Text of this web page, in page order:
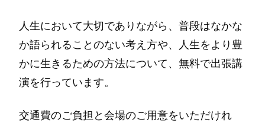
人生において大切でありながら、普段はなかな
か語られることのない考え方や、人生をより豊
かに生きるための方法について、無料で出張講
演を行っています。
交通費のご負担と会場のご用意をいただけれ